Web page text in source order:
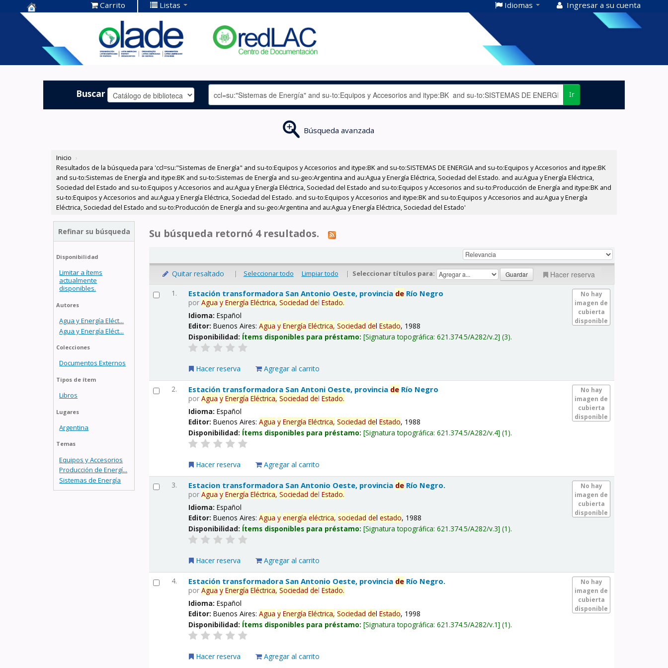
Centro de
Documentación
OLADE -
Carrito Listas Idiomas Ingresar a su cuenta
Buscar Ir
Búsqueda avanzada
Inicio ›
Resultados de la búsqueda para 'ccl=su:"Sistemas de Energía" and su-to:Equipos y Accesorios and itype:BK and su-to:SISTEMAS DE ENERGIA and su-to:Equipos y Accesorios and itype:BK
and su-to:Sistemas de Energía and itype:BK and su-to:Sistemas de Energía and su-geo:Argentina and au:Agua y Energía Eléctrica, Sociedad del Estado. and au:Agua y Energía Eléctrica,
Sociedad del Estado and su-to:Equipos y Accesorios and au:Agua y Energía Eléctrica, Sociedad del Estado and su-to:Equipos y Accesorios and su-to:Producción de Energía and itype:BK and
su-to:Equipos y Accesorios and au:Agua y Energía Eléctrica, Sociedad del Estado. and su-to:Equipos y Accesorios and itype:BK and su-to:Equipos y Accesorios and au:Agua y Energía
Eléctrica, Sociedad del Estado and su-to:Producción de Energía and su-geo:Argentina and au:Agua y Energía Eléctrica, Sociedad del Estado'
Refinar su búsqueda
Disponibilidad
Limitar a ítems
actualmente
disponibles.
Autores
Agua y Energía Eléct...
Agua y Energía Eléct...
Colecciones
Documentos Externos
Tipos de ítem
Libros
Lugares
Argentina
Temas
Equipos y Accesorios
Producción de Energí...
Sistemas de Energía
Su búsqueda retornó 4 resultados.
Quitar resaltado | Seleccionar todo Limpiar todo | Seleccionar títulos para: Hacer reserva
1.
No hay
imagen de
cubierta
disponible
Estación transformadora San Antonio Oeste, provincia de Río Negro
porAgua y Energía Eléctrica, Sociedad delEstado.
Idioma:Español
Editor:Buenos Aires:Agua y Energía Eléctrica, Sociedad delEstado, 1988
Disponibilidad: Ítems disponibles para préstamo: Signatura topográfica:621.374.5/A282/v.2 (3).
Hacer reserva Agregar al carrito
2.
No hay
imagen de
cubierta
disponible
Estación transformadora San Antoni Oeste, provincia de Río Negro
porAgua y Energía Eléctrica, Sociedad delEstado.
Idioma:Español
Editor:Buenos Aires:Agua y Energía Eléctrica, Sociedad delEstado, 1988
Disponibilidad: Ítems disponibles para préstamo: Signatura topográfica:621.374.5/A282/v.4 (1).
Hacer reserva Agregar al carrito
3.
No hay
imagen de
cubierta
disponible
Estacion transformadora San Antonio Oeste, provincia de Río Negro.
porAgua y Energía Eléctrica, Sociedad delEstado.
Idioma:Español
Editor:Buenos Aires:Agua y energía eléctrica, sociedad delestado, 1988
Disponibilidad: Ítems disponibles para préstamo: Signatura topográfica:621.374.5/A282/v.3 (1).
Hacer reserva Agregar al carrito
4.
No hay
imagen de
cubierta
disponible
Estación transformadora San Antonio Oeste, provincia de Río Negro.
porAgua y Energía Eléctrica, Sociedad delEstado.
Idioma:Español
Editor:Buenos Aires:Agua y Energía Eléctrica, Sociedad delEstado, 1998
Disponibilidad: Ítems disponibles para préstamo: Signatura topográfica:621.374.5/A282/v.1 (1).
Hacer reserva Agregar al carrito